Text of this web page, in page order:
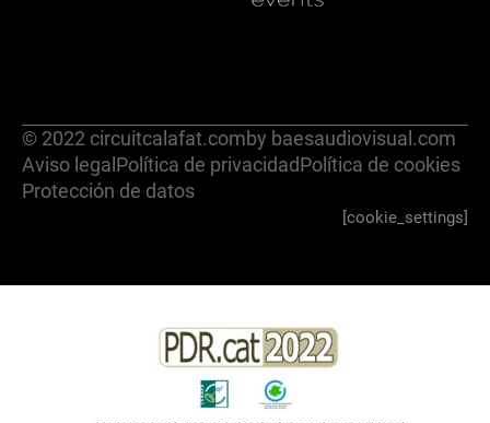
© 2022 circuitcalafat.comby baesaudiovisual.com
Aviso legalPolítica de privacidadPolítica de cookies
Protección de datos
[cookie_settings]